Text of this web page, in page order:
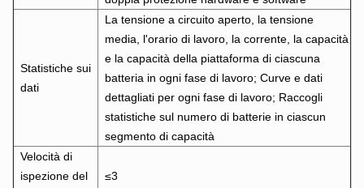
Statistiche sui
dati
La tensione a circuito aperto, la tensione
media, l'orario di lavoro, la corrente, la capacità
e la capacità della piattaforma di ciascuna
batteria in ogni fase di lavoro; Curve e dati
dettagliati per ogni fase di lavoro; Raccogli
statistiche sul numero di batterie in ciascun
segmento di capacità
Velocità di
ispezione del
≤3